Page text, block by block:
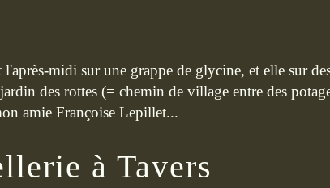
midi sur une grappe de glycine, et elle sur
des rottes (= chemin de village entre des
amie Françoise Lepillet...
à Tavers